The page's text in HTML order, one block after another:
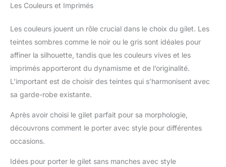
Les Couleurs et Imprimés
Les couleurs jouent un rôle crucial dans le choix du gilet. Les
teintes sombres comme le noir ou le gris sont idéales pour
affiner la silhouette, tandis que les couleurs vives et les
imprimés apporteront du dynamisme et de l’originalité.
L’important est de choisir des teintes qui s’harmonisent avec
sa garde-robe existante.
Après avoir choisi le gilet parfait pour sa morphologie,
découvrons comment le porter avec style pour différentes
occasions.
Idées pour porter le gilet sans manches avec style